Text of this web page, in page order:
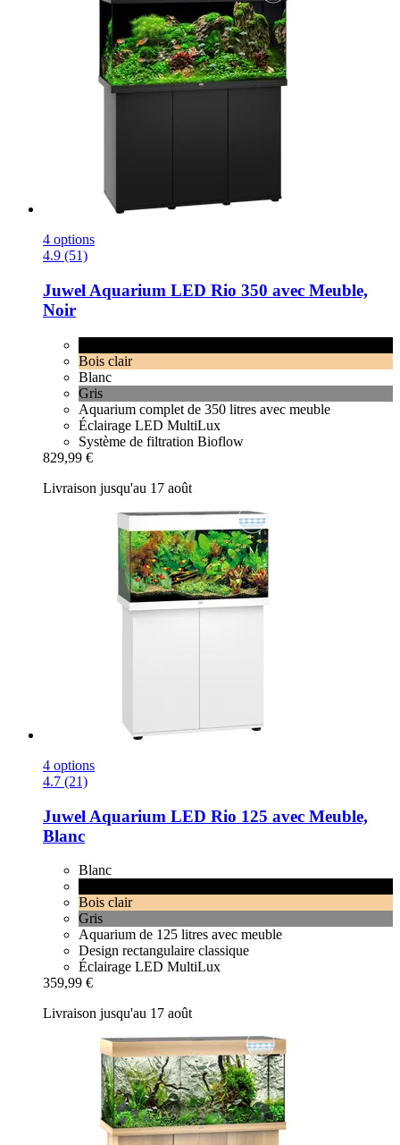
4 options
4.9 (51)
Juwel Aquarium LED Rio 350 avec Meuble,
Noir
Bois clair
Blanc
Gris
Aquarium complet de 350 litres avec meuble
Éclairage LED MultiLux
Système de filtration Bioflow
829,99 €
Livraison jusqu'au 17 août
4 options
4.7 (21)
Juwel Aquarium LED Rio 125 avec Meuble,
Blanc
Blanc
Bois clair
Gris
Aquarium de 125 litres avec meuble
Design rectangulaire classique
Éclairage LED MultiLux
359,99 €
Livraison jusqu'au 17 août